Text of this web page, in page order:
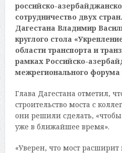
российско-
сотрудничество двух
Дагестана Владимир
круглого стола
области транспорта и
рамках Российско-
межрегионального форума
Глава Дагестана отметил,
строительство моста с
они решили сделать, «чтобы
уже в ближайшее время».
«Уверен, что мост